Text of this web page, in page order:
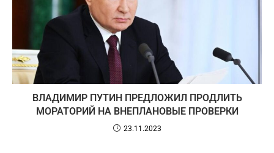
ВЛАДИМИР ПУТИН ПРЕДЛОЖИЛ ПРОДЛИТЬ
МОРАТОРИЙ НА ВНЕПЛАНОВЫЕ ПРОВЕРКИ
23.11.2023